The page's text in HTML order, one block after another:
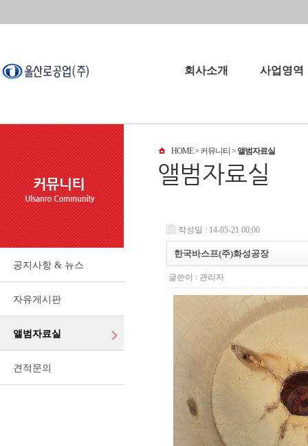
회사소개 사업영역
오시는길
공지사항 & 뉴스
자유게시판
앨범자료실
견적문의
HOME> 커뮤니티 >앨범자료실
작성일 : 14-05-21 00:00
한국바스프(주)화성공장
글쓴이 : 관리자